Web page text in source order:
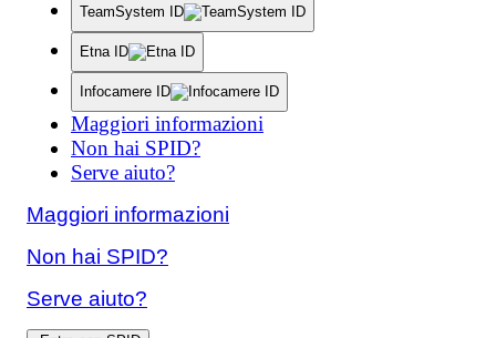
TeamSystem ID
Etna ID
Infocamere ID
Maggiori informazioni
Non hai SPID?
Serve aiuto?
Maggiori informazioni
Non hai SPID?
Serve aiuto?